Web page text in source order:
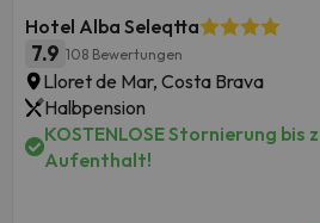
Hotel Alba Seleqtta
7.9 108 Bewertungen
Lloret de Mar, Costa Brava
Halbpension
KOSTENLOSE Stornierung bis
Aufenthalt!